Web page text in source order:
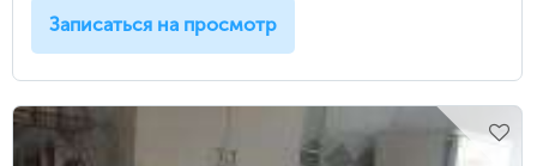
Записаться на просмотр